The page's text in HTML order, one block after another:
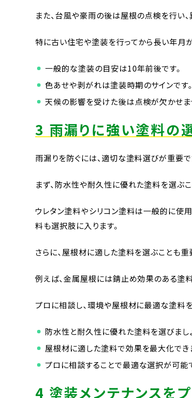
また、台風や豪雨の後は屋根の点検を行い
特に古い住宅や塗装を行ってから長い年月
一般的な塗装の目安は10年前後です。
色あせや剥がれは塗装時期のサインです。
天候の影響を受けた後は点検が欠かせま
3 雨漏りに強い塗料の
雨漏りを防ぐには、適切な塗料選びが重要で
まず、防水性や耐久性に優れた塗料を選ぶこ
ウレタン塗料やシリコン塗料は一般的に使
料も選択肢に入ります。
さらに、屋根材に適した塗料を選ぶことも重
例えば、金属屋根には錆止め効果のある塗
プロに相談し、環境や屋根材に最適な塗料
防水性と耐久性に優れた塗料を選びましょ
屋根材に適した塗料で効果を最大化でき
プロに相談することで最適な選択が可能
4 塗装メンテナンスを